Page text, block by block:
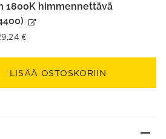
1800K himmennettävä
€
LISÄÄ OSTOSKORIIN